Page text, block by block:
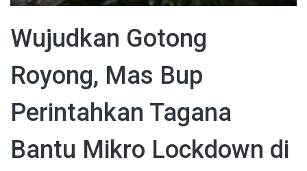
Wujudkan Gotong
Royong, Mas Bup
Perintahkan Tagana
Bantu Mikro Lockdown di